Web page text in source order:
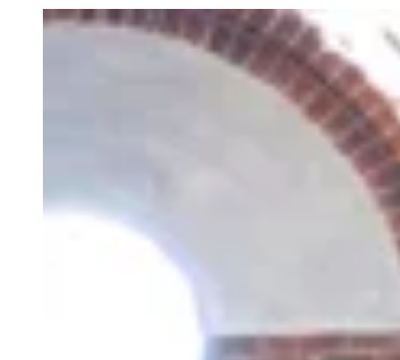
Om sangkraftcentret
Det kan du gå til